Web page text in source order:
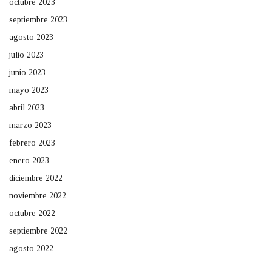
octubre 2023
septiembre 2023
agosto 2023
julio 2023
junio 2023
mayo 2023
abril 2023
marzo 2023
febrero 2023
enero 2023
diciembre 2022
noviembre 2022
octubre 2022
septiembre 2022
agosto 2022